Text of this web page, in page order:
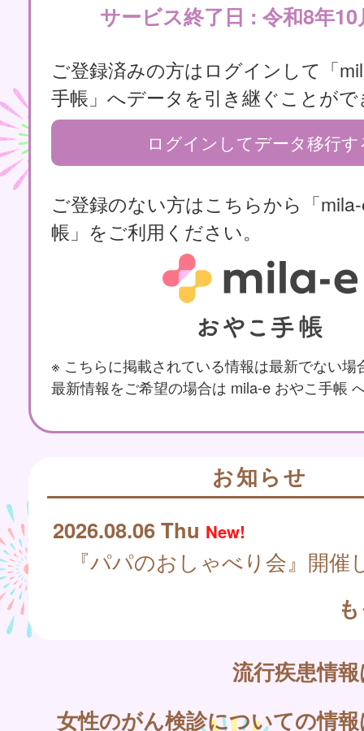
サービス終了日 : 令和8年10
ご登録済みの方はログインして「
手帳」へデータを引き継ぐことが
ログインしてデータ移行す
ご登録のない方はこちらから「
帳」をご利用ください。
※ こちらに掲載されている情報は最新でない場
最新情報をご希望の場合は mila-e おやこ手帳
お知らせ
2026.08.06 Thu New!
『パパのおしゃべり会』開催
流行疾患情
女性のがん検診についての情